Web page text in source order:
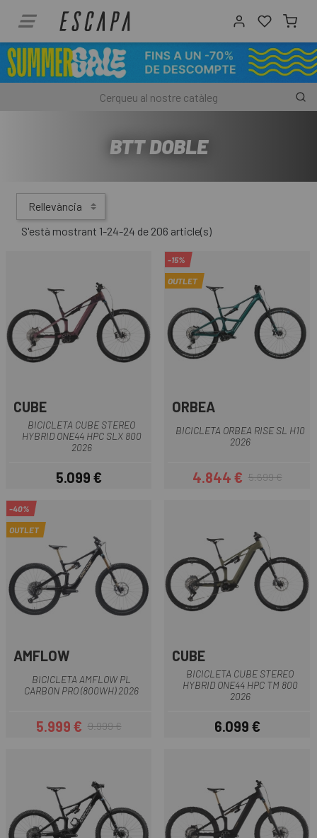
BTT DOBLE
Rellevància
S'està mostrant 1-24-24 de 206 article(s)
CUBE
BICICLETA CUBE STEREO
HYBRID ONE44 HPC SLX 800
2026
Preu
5.099 €
-15%
OUTLET
ORBEA
BICICLETA ORBEA RISE SL H10
2026
Preu
4.844 €Preu regular
5.699 €
-40%
OUTLET
AMFLOW
BICICLETA AMFLOW PL
CARBON PRO (800WH) 2026
Preu
5.999 €Preu regular
9.999 €
CUBE
BICICLETA CUBE STEREO
HYBRID ONE44 HPC TM 800
2026
Preu
6.099 €